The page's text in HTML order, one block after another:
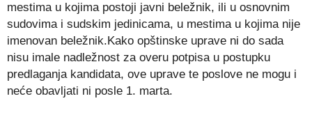
mestima u kojima postoji javni beležnik, ili u osnovnim
sudovima i sudskim jedinicama, u mestima u kojima nije
imenovan beležnik.Kako opštinske uprave ni do sada
nisu imale nadležnost za overu potpisa u postupku
predlaganja kandidata, ove uprave te poslove ne mogu i
neće obavljati ni posle 1. marta.